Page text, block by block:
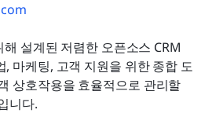
설계된 저렴한 오픈소스 CRM
, 마케팅, 고객 지원을 위한 종합 도
상호작용을 효율적으로 관리할
니다.